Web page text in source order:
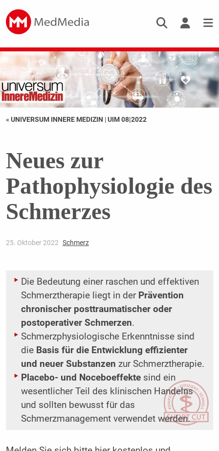
« UNIVERSUM INNERE MEDIZIN |UIM 08|2022
Neues zur
Pathophysiologie des
Schmerzes
25. Oktober 2022 Schmerz
Die Bedeutung einer raschen und effektiven
Schmerztherapie liegt in der Prävention
chronischer posttraumatischer oder
postoperativer Schmerzen.
Schmerzphysiologische Erkenntnisse sind
die Basis für die Entwicklung effizienter
und neuer Substanzen zur Schmerztherapie.
Placebo- und Noceboeffektesind ein
wesentlicher Teil des klinischen Handelns
und sollten bewusst für das
Schmerzmanagement verwendet werden.